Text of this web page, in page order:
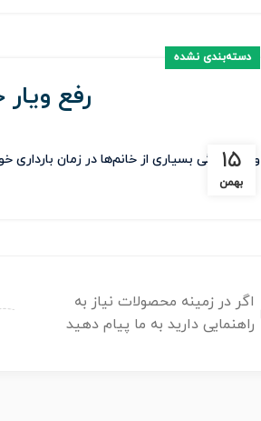
۱۵
بهمن
دسته‌بندی نشده
رفع
ویار حاملگی بسیاری از خانم‌ها در زمان بارداری خود حداقل
اگر در زمینه محصولات نیاز به
راهنمایی دارید به ما پیام دهید